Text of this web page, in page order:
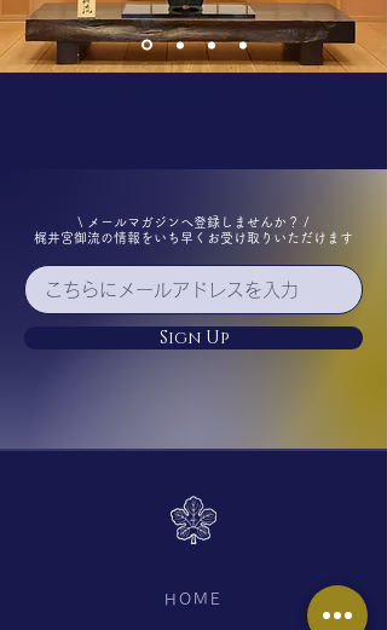
\ メールマガジンへ登録しませんか？ /
梶井宮御流の情報をいち早くお受け取りいただけます
Sign Up
HOME